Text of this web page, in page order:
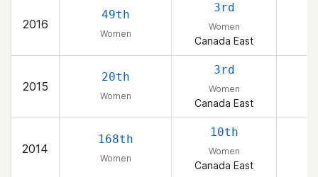
2016
49th
Women
3rd
Women
Canada East
2015
20th
Women
3rd
Women
Canada East
2014
168th
Women
10th
Women
Canada East